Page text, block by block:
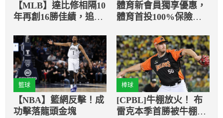
【MLB】達比修相隔10
年再創16勝佳績，追平
體育新會員獨享優惠，
體育首投100%保險返
籃球
【NBA】籃網反擊！成
功擊落龍頭金塊
棒球
[CPBL]牛棚放火！ 布
雷克本季首勝被牛棚玩